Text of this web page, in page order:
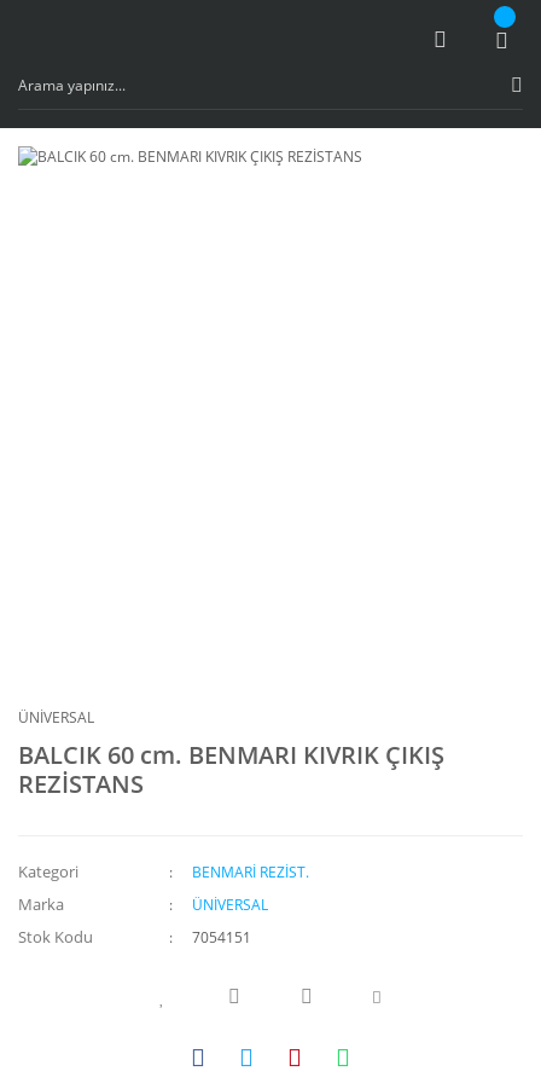
ÜNİVERSAL
BALCIK 60 cm. BENMARI KIVRIK ÇIKIŞ
REZİSTANS
Kategori BENMARİ REZİST.
Marka ÜNİVERSAL
Stok Kodu 7054151